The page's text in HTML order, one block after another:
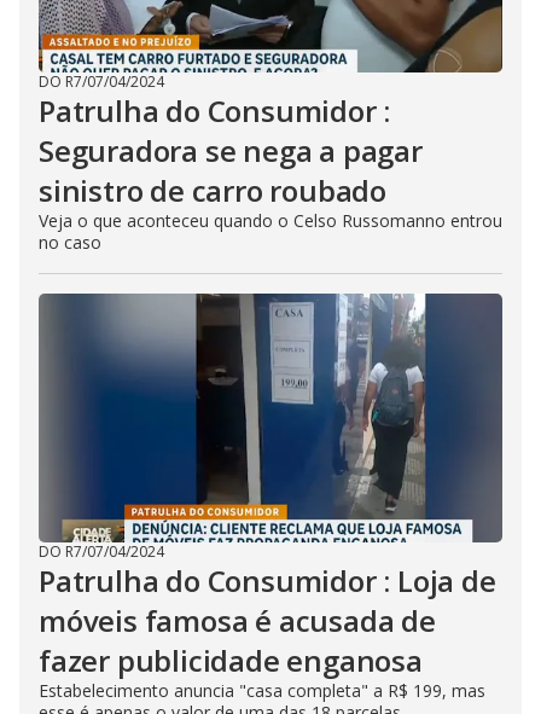
DO R7/07/04/2024
Patrulha do Consumidor :
Seguradora se nega a pagar
sinistro de carro roubado
Veja o que aconteceu quando o Celso Russomanno entrou
no caso
DO R7/07/04/2024
Patrulha do Consumidor : Loja de
móveis famosa é acusada de
fazer publicidade enganosa
Estabelecimento anuncia "casa completa" a R$ 199, mas